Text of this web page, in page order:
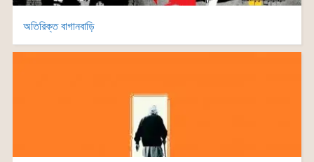
অতিরিক্ত বাগানবাড়ি